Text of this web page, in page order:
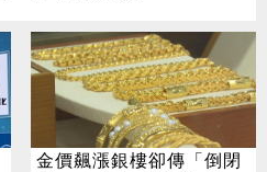
金價飆漲銀樓卻傳「倒閉